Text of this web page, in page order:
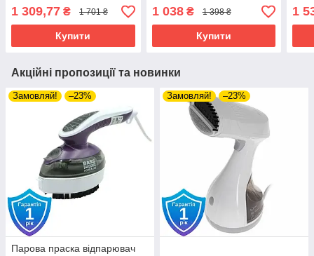
1 309,77 ₴ 1 701 ₴
Купити
1 038₴ 1 398 ₴
Купити
1
Акційні пропозиції та новинки
Замовляй! –23%
Парова праска відпарювач
Замовляй! –23%